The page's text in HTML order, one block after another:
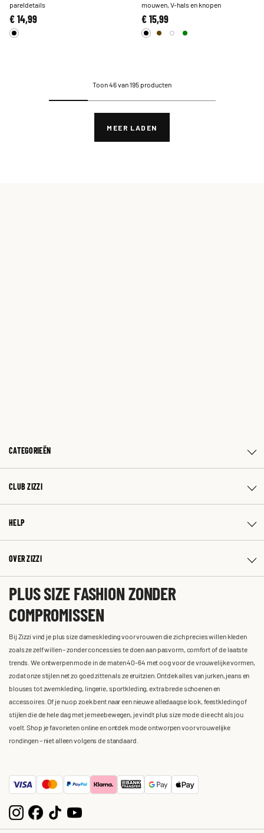
pareldetails
€ 14,99
mouwen, V-hals en knopen
€ 15,99
Toon 46 van 195 producten
MEER LADEN
CATEGORIEËN
CLUB ZIZZI
HELP
OVER ZIZZI
PLUS SIZE FASHION ZONDER
COMPROMISSEN
Bij Zizzi vind je plus size dameskleding voor vrouwen die zich precies willen kleden
zoals ze zelf willen – zonder concessies te doen aan pasvorm, comfort of de laatste
trends. We ontwerpen mode in de maten 40-64 met oog voor de vrouwelijke vormen,
zodat onze stijlen net zo goed zitten als ze eruitzien. Ontdek alles van jurken, jeans en
blouses tot zwemkleding, lingerie, sportkleding, extra brede schoenen en
accessoires. Of je nu op zoek bent naar een nieuwe alledaagse look, feestkleding of
stijlen die de hele dag met je meebewegen, je vindt plus size mode die echt als jou
voelt. Shop je favorieten online en ontdek mode ontworpen voor vrouwelijke
rondingen – niet alleen volgens de standaard.